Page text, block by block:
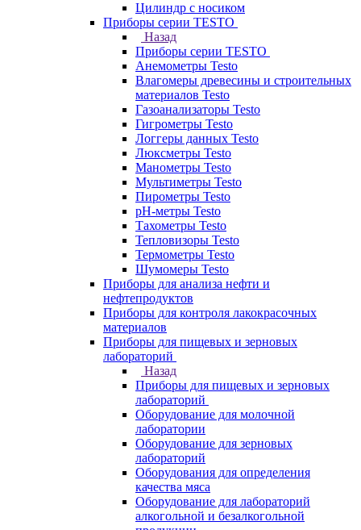
Цилиндр с носиком
Приборы серии TESTO
Назад
Приборы серии TESTO
Анемометры Testo
Влагомеры древесины и строительных
материалов Testo
Газоанализаторы Testo
Гигрометры Testo
Логгеры данных Testo
Люксметры Testo
Манометры Testo
Мультиметры Testo
Пирометры Testo
pH-метры Testo
Тахометры Testo
Тепловизоры Testo
Термометры Testo
Шумомеры Testo
Приборы для анализа нефти и
нефтепродуктов
Приборы для контроля лакокрасочных
материалов
Приборы для пищевых и зерновых
лабораторий
Назад
Приборы для пищевых и зерновых
лабораторий
Оборудование для молочной
лаборатории
Оборудование для зерновых
лабораторий
Оборудования для определения
качества мяса
Оборудование для лабораторий
алкогольной и безалкогольной